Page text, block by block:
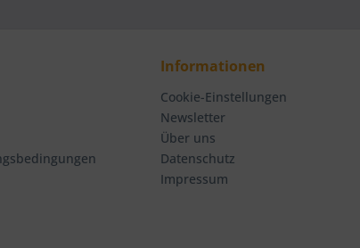
Informationen
Cookie-Einstellungen
Newsletter
Über uns
Datenschutz
Impressum